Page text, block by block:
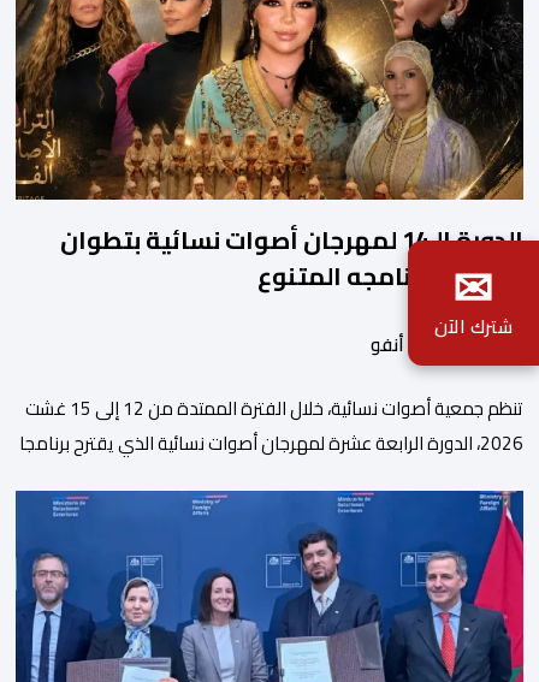
الدورة الـ14 لمهرجان أصوات نسائية بتطوان
يعلن عن برنامجه المتنوع
بواسطة أحداث. أنفو
تنظم جمعية أصوات نسائية، خلال الفترة الممتدة من 12 إلى 15 غشت
2026، الدورة الرابعة عشرة لمهرجان أصوات نسائية الذي يقترح برنامجا
الاجتماعية والتضامنية والإنسانية. ووفق بلاغ للمنظمين، تقترح هذه
الدورة، التي تنظم تحت الرعاية السامية لصاحب الجلالة الملك محمد
السادس، تحت شعار “سيدات البحر الأبيض المتوسط، […]
✉
شترك الآن